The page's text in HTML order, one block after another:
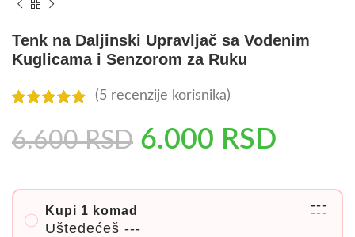
Tenk na Daljinski Upravljač sa Vodenim
Kuglicama i Senzorom za Ruku
(5 recenzije korisnika)
6.600RSD 6.000 RSD
Kupi 1 komad
Uštedećeš ---
---
---